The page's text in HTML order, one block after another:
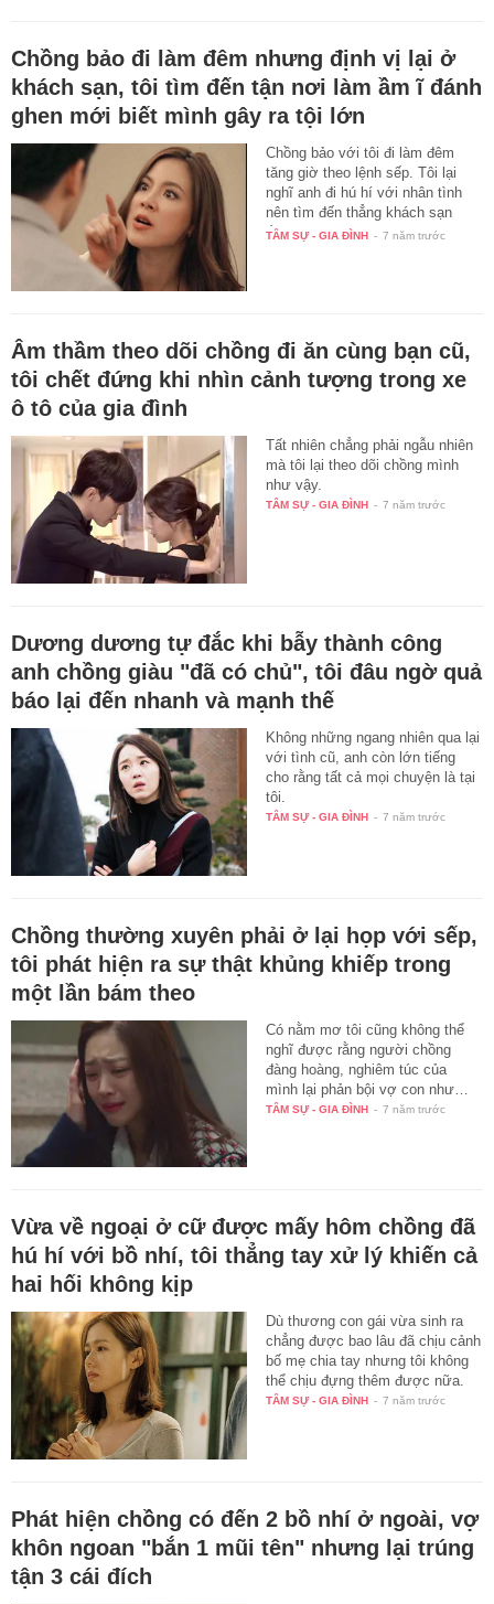
Chồng bảo đi làm đêm nhưng định vị lại ở
khách sạn, tôi tìm đến tận nơi làm ầm ĩ đánh
ghen mới biết mình gây ra tội lớn
Chồng bảo với tôi đi làm đêm
tăng giờ theo lệnh sếp. Tôi lại
nghĩ anh đi hú hí với nhân tình
nên tìm đến thẳng khách sạn
rồi…
TÂM SỰ - GIA ĐÌNH - 7 năm trước
Âm thầm theo dõi chồng đi ăn cùng bạn cũ,
tôi chết đứng khi nhìn cảnh tượng trong xe
ô tô của gia đình
Tất nhiên chẳng phải ngẫu nhiên
mà tôi lại theo dõi chồng mình
như vậy.
TÂM SỰ - GIA ĐÌNH - 7 năm trước
Dương dương tự đắc khi bẫy thành công
anh chồng giàu "đã có chủ", tôi đâu ngờ quả
báo lại đến nhanh và mạnh thế
Không những ngang nhiên qua lại
với tình cũ, anh còn lớn tiếng
cho rằng tất cả mọi chuyện là tại
tôi.
TÂM SỰ - GIA ĐÌNH - 7 năm trước
Chồng thường xuyên phải ở lại họp với sếp,
tôi phát hiện ra sự thật khủng khiếp trong
một lần bám theo
Có nằm mơ tôi cũng không thể
nghĩ được rằng người chồng
đàng hoàng, nghiêm túc của
mình lại phản bội vợ con như…
TÂM SỰ - GIA ĐÌNH - 7 năm trước
Vừa về ngoại ở cữ được mấy hôm chồng đã
hú hí với bồ nhí, tôi thẳng tay xử lý khiến cả
hai hối không kịp
Dù thương con gái vừa sinh ra
chẳng được bao lâu đã chịu cảnh
bố mẹ chia tay nhưng tôi không
thể chịu đựng thêm được nữa.
TÂM SỰ - GIA ĐÌNH - 7 năm trước
Phát hiện chồng có đến 2 bồ nhí ở ngoài, vợ
khôn ngoan "bắn 1 mũi tên" nhưng lại trúng
tận 3 cái đích